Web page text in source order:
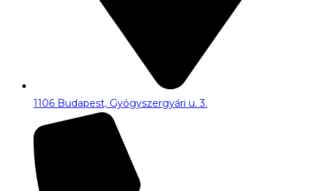
1106 Budapest, Gyógyszergyári u. 3.